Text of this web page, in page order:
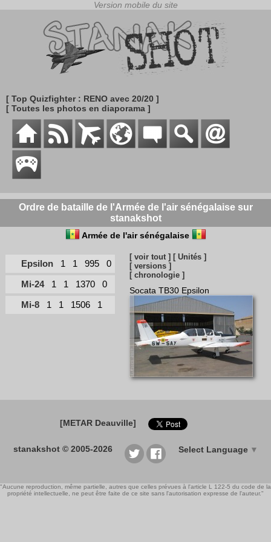
[ Top Quizfighter : RENO avec 20/20 ]
[ Toutes les photos en diaporama ]
Ordre de bataille de l'Armée de l'air sénégalaise sur
stanakshot
Armée de l'air sénégalaise
Epsilon 1 1 995
0
Mi-24
1 1 1370
0
Mi-8
1 1 1506 1
[ voir tout ] [ Unités ]
[ versions ]
[ chronologie ]
Socata TB30 Epsilon
[METAR Deauville]
stanakshot © 2005-2026 Select Language ▼
"Aucune reproduction, même partielle, autres que celles prévues à l'article L 122-5 du code de la
propriété intellectuelle, ne peut être faite de ce site sans l'autorisation expresse de l'auteur."